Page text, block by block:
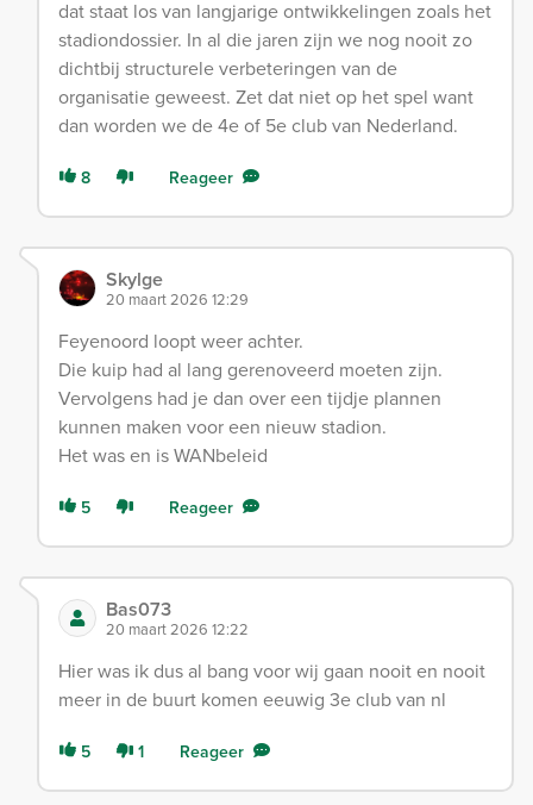
dat staat los van langjarige ontwikkelingen zoals het
stadiondossier. In al die jaren zijn we nog nooit zo
dichtbij structurele verbeteringen van de
organisatie geweest. Zet dat niet op het spel want
dan worden we de 4e of 5e club van Nederland.
8 Reageer
Skylge
20 maart 2026 12:29
Feyenoord loopt weer achter.
Die kuip had al lang gerenoveerd moeten zijn.
Vervolgens had je dan over een tijdje plannen
kunnen maken voor een nieuw stadion.
Het was en is WANbeleid
5 Reageer
Bas073
20 maart 2026 12:22
Hier was ik dus al bang voor wij gaan nooit en nooit
meer in de buurt komen eeuwig 3e club van nl
5 1 Reageer